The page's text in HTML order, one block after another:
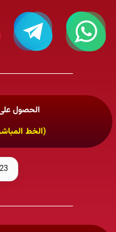
الحصول
(الخط